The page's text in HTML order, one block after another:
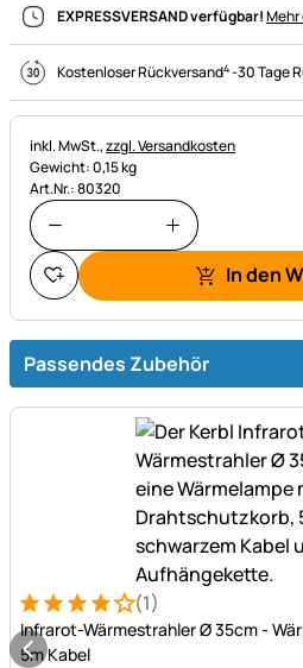
EXPRESSVERSAND verfügbar!
Kostenloser Rückversand4-30 Tage
Steuerhinweis:
inkl. MwSt.,zzgl. Versandkosten
Gewicht: 0,15 kg
Art.Nr.: 80320
In den
Passendes Zubehör
Bewertung: 4 von 5 (1
1 Bewertung(1)
Infrarot-Wärmestrahler Ø 35cm -
5m Kabel